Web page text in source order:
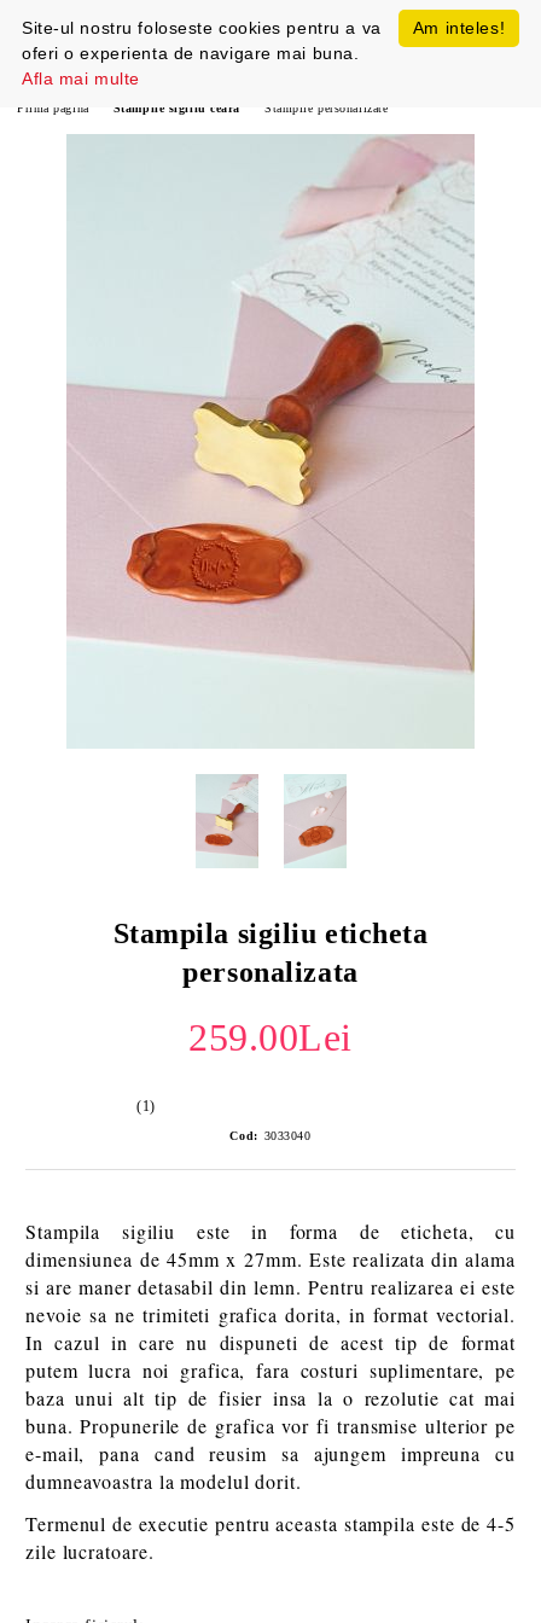
Prima pagină Stampile sigiliu ceara Stampile personalizate
Stampila sigiliu eticheta
personalizata
259.00Lei
(1)
Cod: 3033040
Stampila sigiliu este in forma de eticheta, cu
dimensiunea de 45mm x 27mm. Este realizata din alama
si are maner detasabil din lemn. Pentru realizarea ei este
nevoie sa ne trimiteti grafica dorita, in format vectorial.
In cazul in care nu dispuneti de acest tip de format
putem lucra noi grafica, fara costuri suplimentare, pe
baza unui alt tip de fisier insa la o rezolutie cat mai
buna. Propunerile de grafica vor fi transmise ulterior pe
e-mail, pana cand reusim sa ajungem impreuna cu
dumneavoastra la modelul dorit.
Termenul de executie pentru aceasta stampila este de 4-5
zile lucratoare.
Am inteles!
Site-ul nostru foloseste cookies pentru a va
oferi o experienta de navigare mai buna.
Afla mai multe